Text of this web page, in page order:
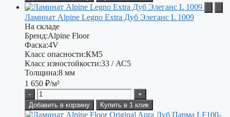
Ламинат Alpine Legno Extra Дуб Элеганс L 1009
На складе
Бренд:Alpine Floor
Фаска:4V
Класс опасности:КМ5
Класс изностойкости:33 / АС5
Толщина:8 мм
1 650 ₽/м²
-
+
Добавить в корзину
Купить в 1 клик